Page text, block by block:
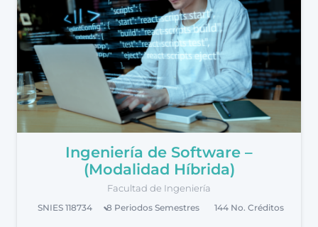
Ingeniería de Software –
(Modalidad Híbrida)
Facultad de Ingeniería
SNIES 118734 8 Periodos Semestres 144 No. Créditos